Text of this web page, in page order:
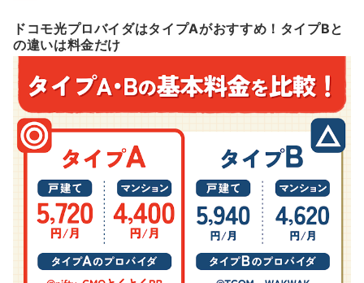
ドコモ光プロバイダはタイプAがおすすめ！タイプBと
の違いは料金だけ